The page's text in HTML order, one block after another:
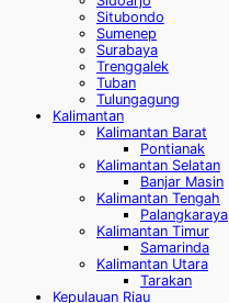
Situbondo
Sumenep
Surabaya
Trenggalek
Tuban
Tulungagung
Kalimantan
Kalimantan Barat
Pontianak
Kalimantan Selatan
Banjar Masin
Kalimantan Tengah
Palangkaraya
Kalimantan Timur
Samarinda
Kalimantan Utara
Tarakan
Kepulauan Riau